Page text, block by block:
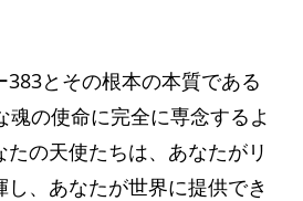
とその根本の本質である
魂の使命に完全に専念するよ
たの天使たちは、あなたがリ
、あなたが世界に提供でき